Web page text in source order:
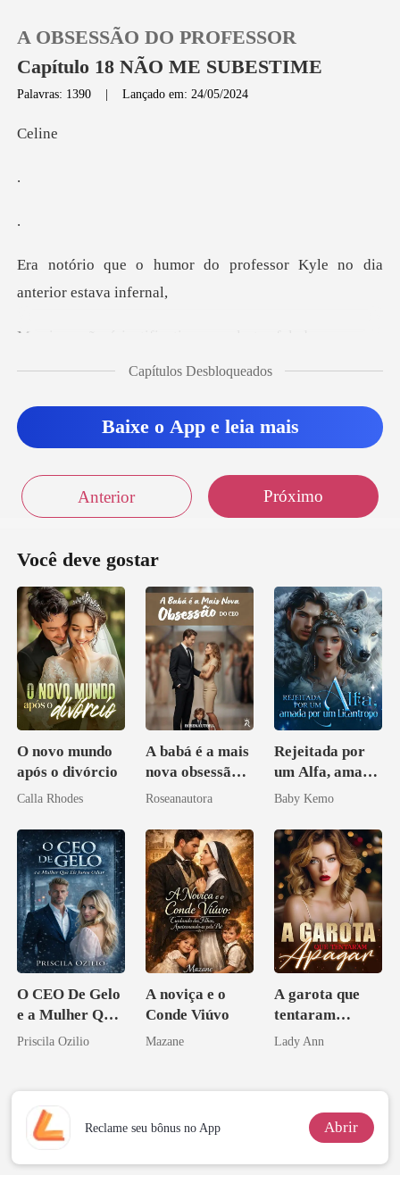
Sair
A OBSESSÃO DO PROFESSOR
Capítulo 18 NÃO ME SUBESTIME
Palavras: 1390 |Lançado em: 24/05/2024
li
o professor Kyle no dia
a
falou, e eu estava com muita raiva ainda
rque ninguém
Capítulos Desbloqueados
Baixe o App e leia mais
Anterior Próximo
Você deve gostar
O novo mundo
após o divórcio
Calla Rhodes
A babá é a mais
nova obsessão
do CEO
Roseanautora
Rejeitada por
um Alfa, amada
por um
Baby Kemo
O CEO De Gelo
e a Mulher Que
Ele Jurou Odiar
Priscila Ozilio
A noviça e o
Conde Viúvo
Mazane
A garota que
tentaram
apagar
Lady Ann
Reclame seu bônus no App Abrir